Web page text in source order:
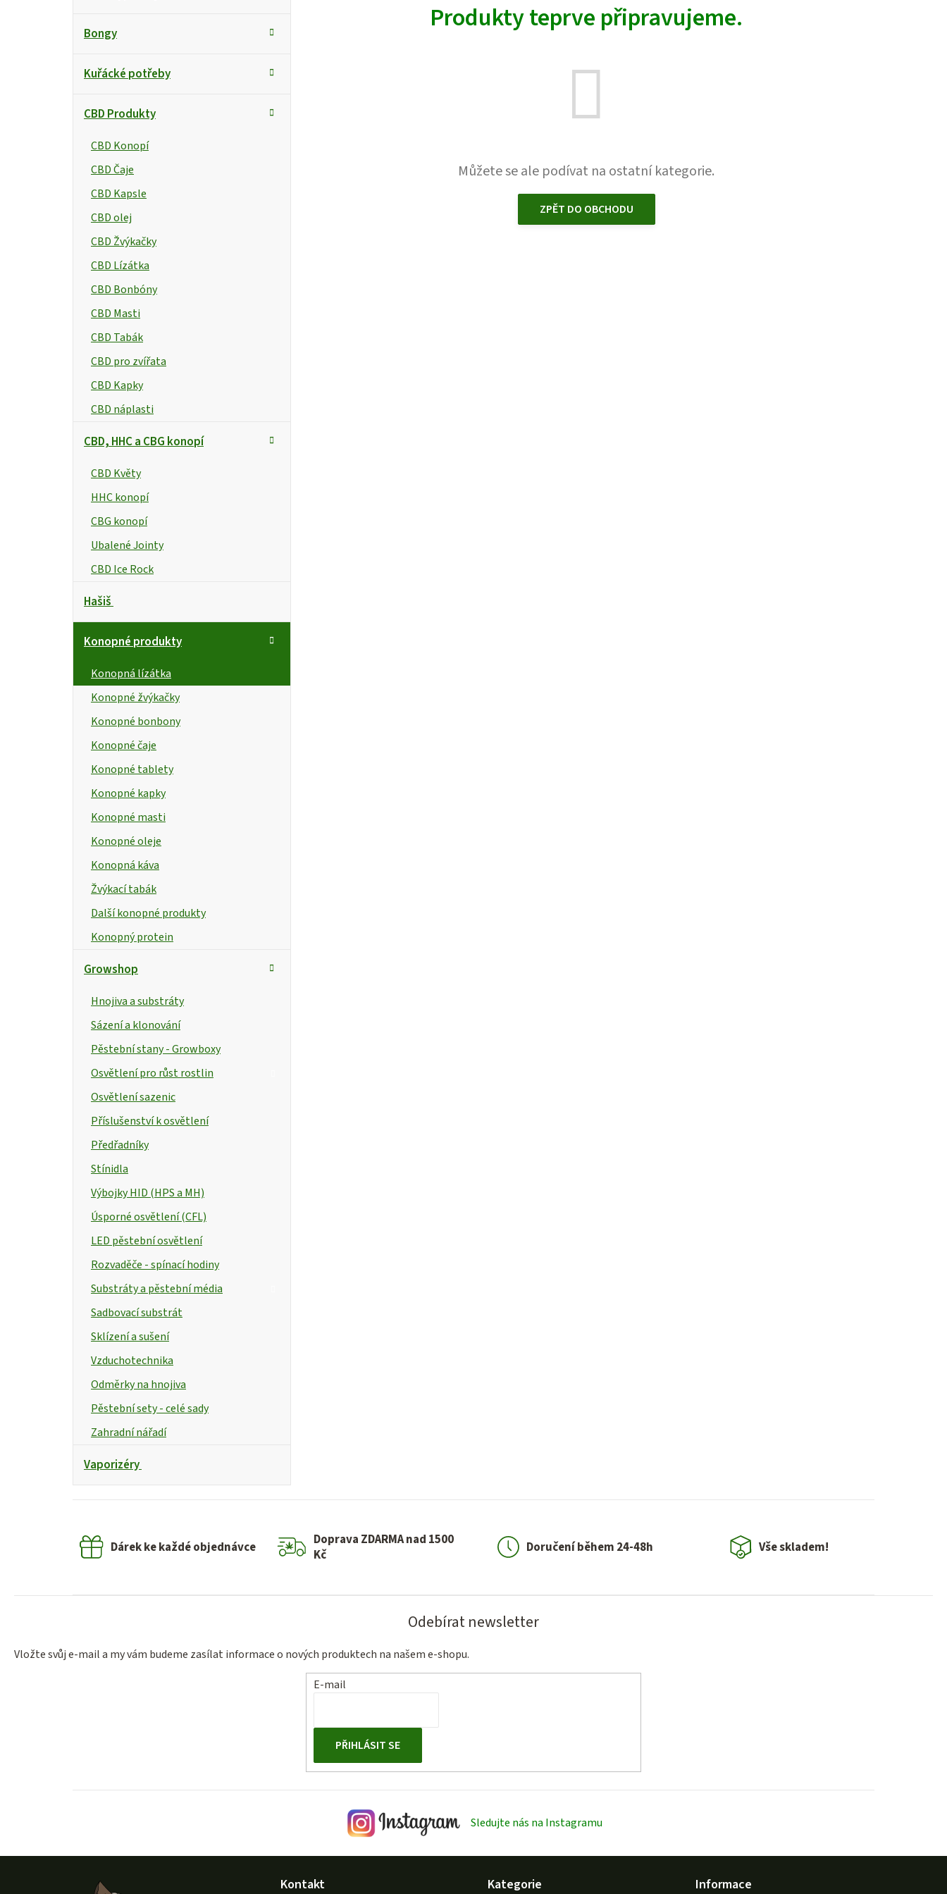
a
Bongy
Kuřácké potřeby
CBD Produkty
CBD Konopí
CBD Čaje
CBD Kapsle
CBD olej
CBD Žvýkačky
CBD Lízátka
CBD Bonbóny
CBD Masti
CBD Tabák
CBD pro zvířata
CBD Kapky
CBD náplasti
CBD, HHC a CBG konopí
CBD Květy
HHC konopí
CBG konopí
Ubalené Jointy
CBD Ice Rock
Hašiš
Konopné produkty
Konopná lízátka
Konopné žvýkačky
Konopné bonbony
Konopné čaje
Konopné tablety
Konopné kapky
Konopné masti
Konopné oleje
Konopná káva
Žvýkací tabák
Další konopné produkty
Konopný protein
Growshop
Hnojiva a substráty
Sázení a klonování
Pěstební stany - Growboxy
Osvětlení pro růst rostlin
Osvětlení sazenic
Příslušenství k osvětlení
Předřadníky
Stínidla
Výbojky HID (HPS a MH)
Úsporné osvětlení (CFL)
LED pěstební osvětlení
Rozvaděče - spínací hodiny
Substráty a pěstební média
Sadbovací substrát
Sklízení a sušení
Vzduchotechnika
Odměrky na hnojiva
Pěstební sety - celé sady
Zahradní nářadí
Vaporizéry
Produkty teprve připravujeme.
Můžete se ale podívat na ostatní kategorie.
ZPĚT DO OBCHODU
Dárek ke každé objednávce
Doprava ZDARMA nad 1500
Kč
Doručení během 24-48h Vše skladem!
Odebírat newsletter
Vložte svůj e-mail a my vám budeme zasílat informace o nových produktech na našem e-shopu.
E-mail
PŘIHLÁSIT SE
Sledujte nás na Instagramu
Kontakt Kategorie Informace